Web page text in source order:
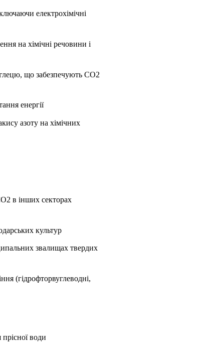
електрохімічні
на хімічні речовини і
що забезпечують CO2
енергії
азоту на хімічних
в інших секторах
культур
звалищах твердих
(гідрофторвуглеводні,
води